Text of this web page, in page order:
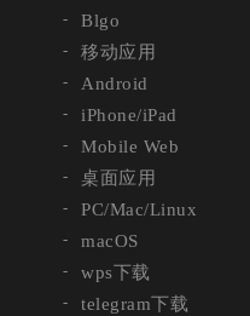
Blgo
移动应用
Android
iPhone/iPad
Mobile Web
桌面应用
PC/Mac/Linux
macOS
wps下载
telegram下载